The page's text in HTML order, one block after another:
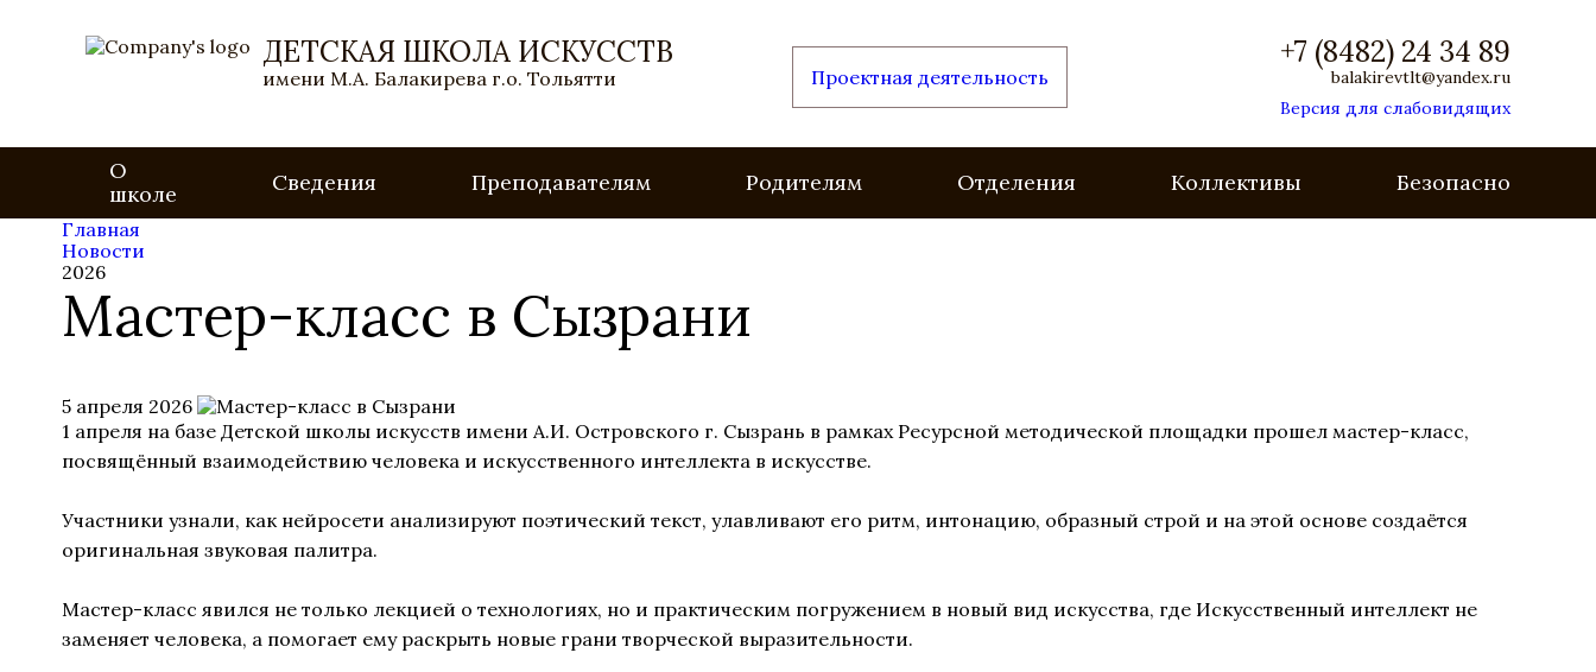
ДЕТСКАЯ ШКОЛА ИСКУССТВ
имени М.А. Балакирева г.о. Тольятти Проектная деятельность
+7 (8482) 24 34 89
balakirevtlt@yandex.ru
Версия для слабовидящих
О
школе
Сведения Преподавателям Родителям Отделения Коллективы Безопасность
Главная
Новости
2026
Мастер-класс в Сызрани
5 апреля 2026
1 апреля на базе Детской школы искусств имени А.И. Островского г. Сызрань в рамках Ресурсной методической площадки прошел мастер-класс,
посвящённый взаимодействию человека и искусственного интеллекта в искусстве.
Участники узнали, как нейросети анализируют поэтический текст, улавливают его ритм, интонацию, образный строй и на этой основе создаётся
оригинальная звуковая палитра.
Мастер-класс явился не только лекцией о технологиях, но и практическим погружением в новый вид искусства, где Искусственный интеллект не
заменяет человека, а помогает ему раскрыть новые грани творческой выразительности.